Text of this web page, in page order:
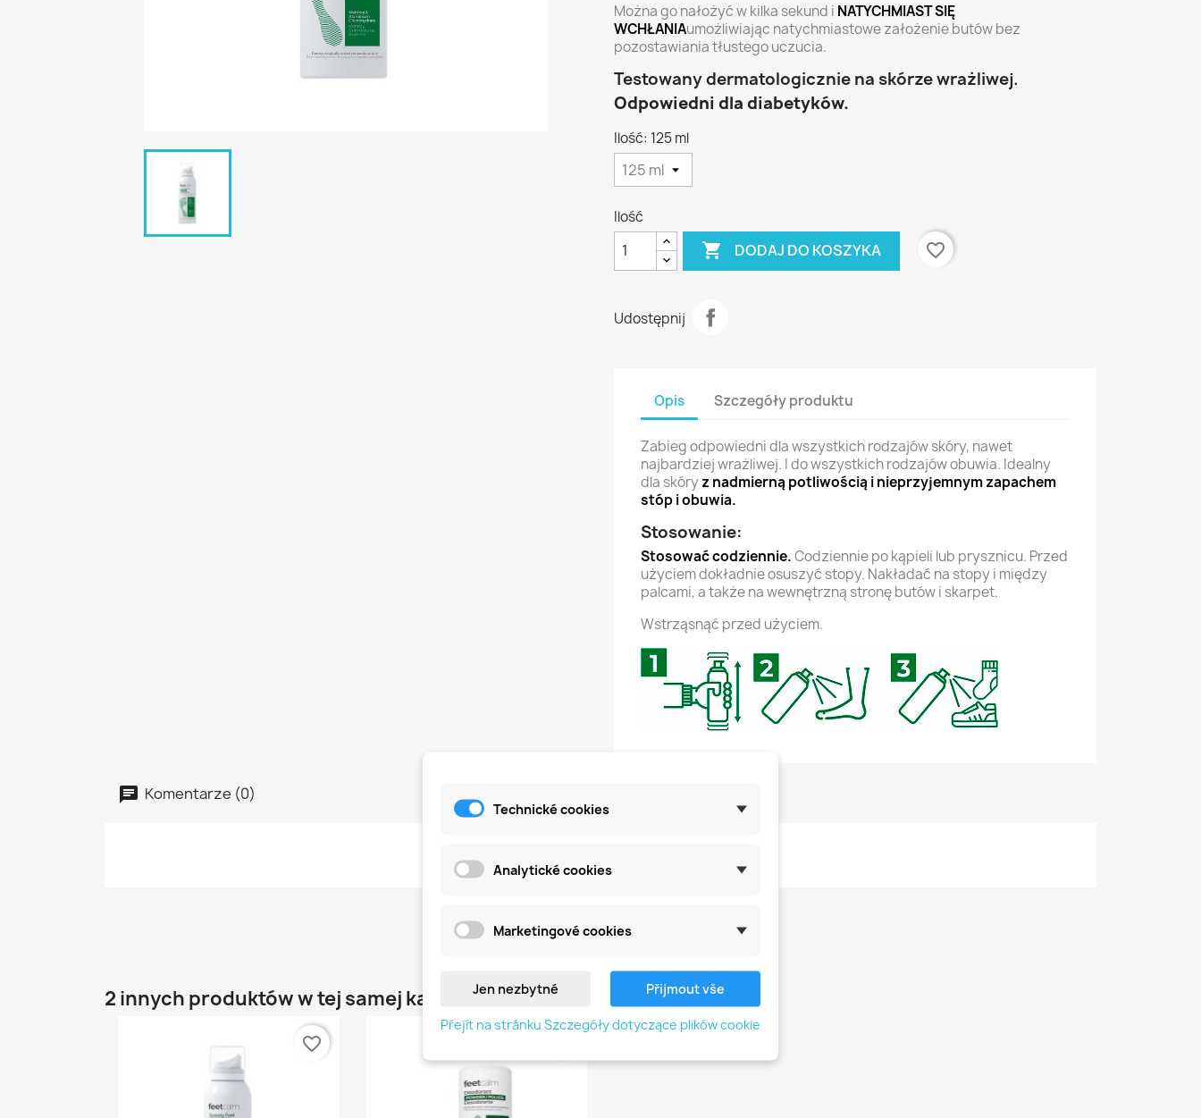
Można go nałożyć w kilka sekund i NATYCHMIAST SIĘ
WCHŁANIAumożliwiając natychmiastowe założenie butów bez
pozostawiania tłustego uczucia.
Testowany dermatologicznie na skórze wrażliwej.
Odpowiedni dla diabetyków.
Ilość: 125 ml
Ilość
 DODAJ DO KOSZYKA favorite_border
Udostępnij
Opis Szczegóły produktu
Zabieg odpowiedni dla wszystkich rodzajów skóry, nawet
najbardziej wrażliwej. I do wszystkich rodzajów obuwia. Idealny
dla skóryz nadmierną potliwością i nieprzyjemnym zapachem
stóp i obuwia.
Stosowanie:
Stosować codziennie.Codziennie po kąpieli lub prysznicu. Przed
użyciem dokładnie osuszyć stopy. Nakładać na stopy i między
palcami, a także na wewnętrzną stronę butów i skarpet.
Wstrząsnąć przed użyciem.
Komentarze (0)
2 innych produktów w tej samej kategorii:
favorite_border
Technické cookies
Analytické cookies
Marketingové cookies
Jen nezbytné Přijmout vše
Přejít na stránku Szczegóły dotyczące plików cookie